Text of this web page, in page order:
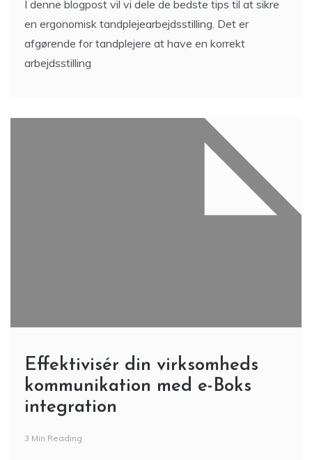
I denne blogpost vil vi dele de bedste tips til at sikre
en ergonomisk tandplejearbejdsstilling. Det er
afgørende for tandplejere at have en korrekt
arbejdsstilling
Effektivisér din virksomheds
kommunikation med e-Boks
integration
3 Min Reading